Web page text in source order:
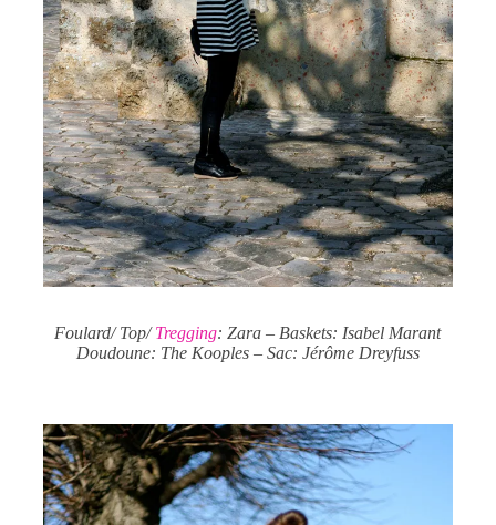
Foulard/ Top/Tregging: Zara – Baskets: Isabel Marant
Doudoune: The Kooples – Sac: Jérôme Dreyfuss